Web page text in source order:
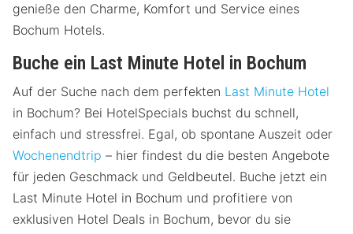
genieße den Charme, Komfort und Service eines
Bochum Hotels.
Buche ein Last Minute Hotel in Bochum
Auf der Suche nach dem perfekten Last Minute Hotel
in Bochum? Bei HotelSpecials buchst du schnell,
einfach und stressfrei. Egal, ob spontane Auszeit oder
Wochenendtrip – hier findest du die besten Angebote
für jeden Geschmack und Geldbeutel. Buche jetzt ein
Last Minute Hotel in Bochum und profitiere von
exklusiven Hotel Deals in Bochum, bevor du sie